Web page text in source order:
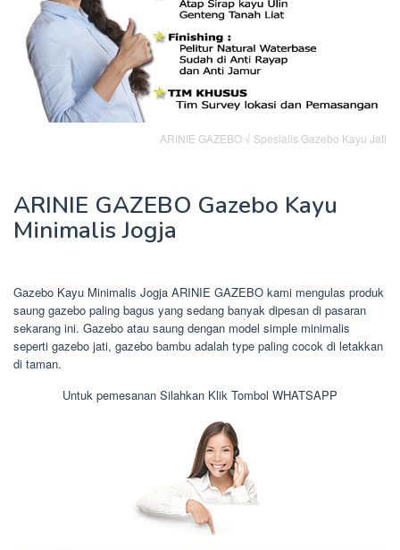
ARINIE GAZEBO √ Spesialis Gazebo Kayu Jati
ARINIE GAZEBO Gazebo Kayu
Minimalis Jogja
Gazebo Kayu Minimalis Jogja ARINIE GAZEBO kami mengulas produk
saung gazebo paling bagus yang sedang banyak dipesan di pasaran
sekarang ini. Gazebo atau saung dengan model simple minimalis
seperti gazebo jati, gazebo bambu adalah type paling cocok di letakkan
di taman.
Untuk pemesanan Silahkan Klik Tombol WHATSAPP